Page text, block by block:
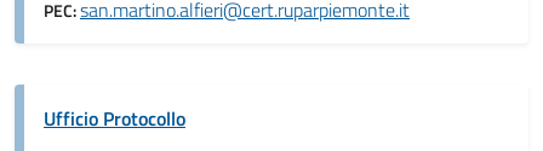
PEC:san.martino.alfieri@cert.ruparpiemonte.it
Ufficio Protocollo